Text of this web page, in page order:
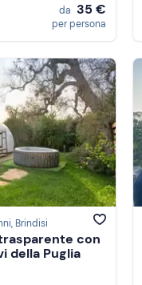
da 35 €
per persona
, Brindisi
con
della Puglia